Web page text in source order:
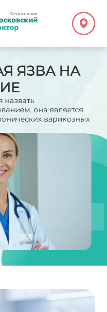
ЯЗВА НА
назвать
она является
варикозных